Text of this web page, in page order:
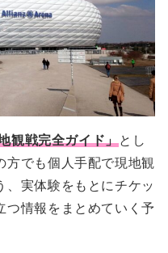
出場国サポーター向け
販売・最終販売（先
ーター向け販売
ット販売スケジュール
ット価格
券の場合
「FlixBus」もおすす
日6:00〜翌日18:00の
観戦完全ガイド」とし
方でも個人手配で現地観
、実体験をもとにチケッ
つ情報をまとめていく予